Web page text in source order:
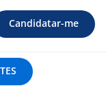
Candidatar-me